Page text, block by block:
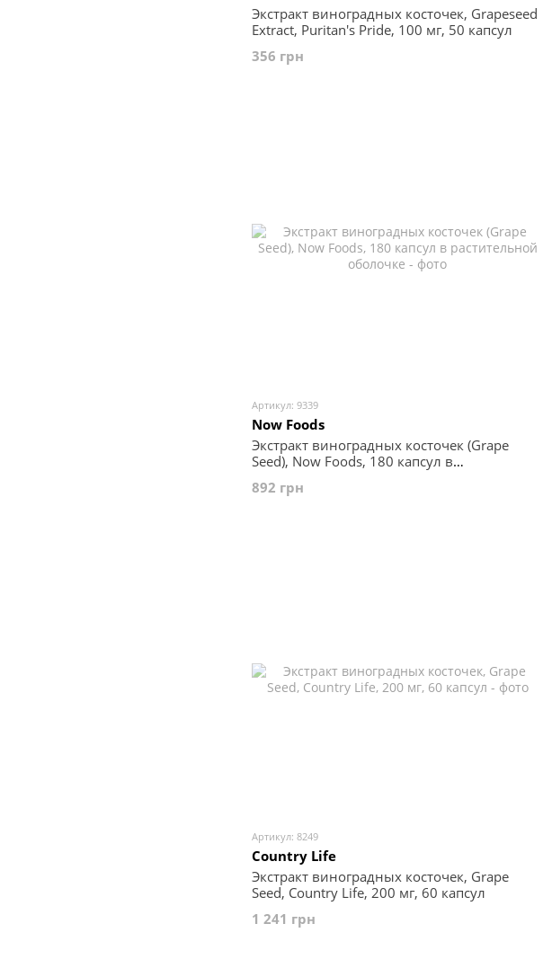
Экстракт виноградных косточек, Grapeseed
Extract, Puritan's Pride, 100 мг, 50 капсул
356 грн
Артикул: 9339
Now Foods
Экстракт виноградных косточек (Grape
Seed), Now Foods, 180 капсул в
892 грн
Артикул: 8249
Country Life
Экстракт виноградных косточек, Grape
Seed, Country Life, 200 мг, 60 капсул
1 241 грн